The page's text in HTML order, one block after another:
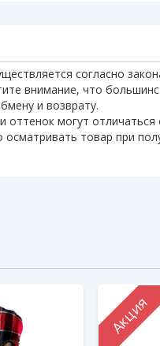
согласно
внимание, что
и возврату.
оттенок могут
товар при
Акция